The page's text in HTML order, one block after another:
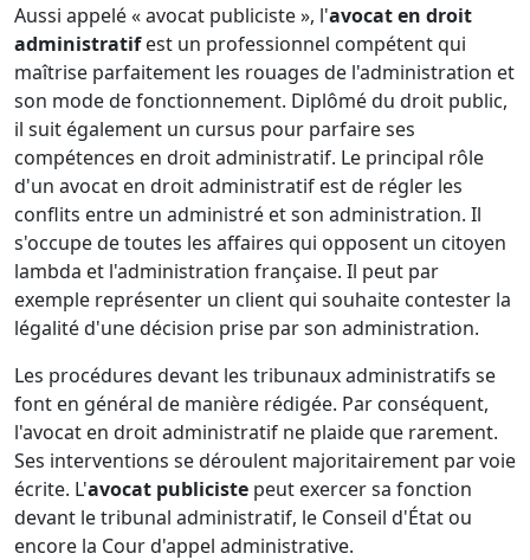
Aussi appelé « avocat publiciste », l'avocat en droit
administratifest un professionnel compétent qui
maîtrise parfaitement les rouages de l'administration et
son mode de fonctionnement. Diplômé du droit public,
il suit également un cursus pour parfaire ses
compétences en droit administratif. Le principal rôle
d'un avocat en droit administratif est de régler les
conflits entre un administré et son administration. Il
s'occupe de toutes les affaires qui opposent un citoyen
lambda et l'administration française. Il peut par
exemple représenter un client qui souhaite contester la
légalité d'une décision prise par son administration.
Les procédures devant les tribunaux administratifs se
font en général de manière rédigée. Par conséquent,
l'avocat en droit administratif ne plaide que rarement.
Ses interventions se déroulent majoritairement par voie
écrite. L'avocat publiciste peut exercer sa fonction
devant le tribunal administratif, le Conseil d'État ou
encore la Cour d'appel administrative.